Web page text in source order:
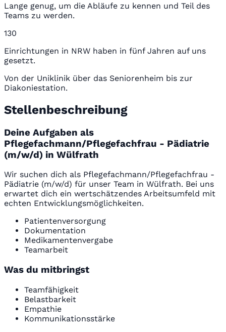
Lange genug, um die Abläufe zu kennen und Teil des
Teams zu werden.
130
Einrichtungen in NRW haben in fünf Jahren auf uns
gesetzt.
Von der Uniklinik über das Seniorenheim bis zur
Diakoniestation.
Stellenbeschreibung
Deine Aufgaben als
Pflegefachmann/Pflegefachfrau - Pädiatrie
(m/w/d) in Wülfrath
Wir suchen dich als Pflegefachmann/Pflegefachfrau -
Pädiatrie (m/w/d) für unser Team in Wülfrath. Bei uns
erwartet dich ein wertschätzendes Arbeitsumfeld mit
echten Entwicklungsmöglichkeiten.
Patientenversorgung
Dokumentation
Medikamentenvergabe
Teamarbeit
Was du mitbringst
Teamfähigkeit
Belastbarkeit
Empathie
Kommunikationsstärke